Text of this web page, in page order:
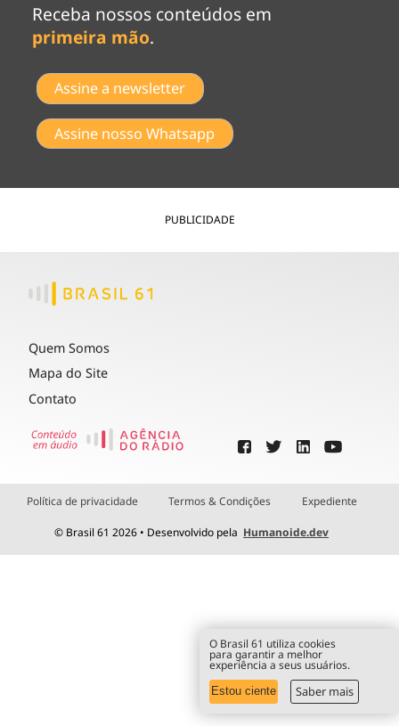
Receba nossos conteúdos em
primeira mão.
Assine a newsletter
Assine nosso Whatsapp
PUBLICIDADE
Quem Somos
Mapa do Site
Contato
Política de privacidade Termos & Condições Expediente
© Brasil 61 2026 • Desenvolvido pela Humanoide.dev
O Brasil 61 utiliza cookies
para garantir a melhor
experiência a seus usuários.
Estou ciente Saber mais